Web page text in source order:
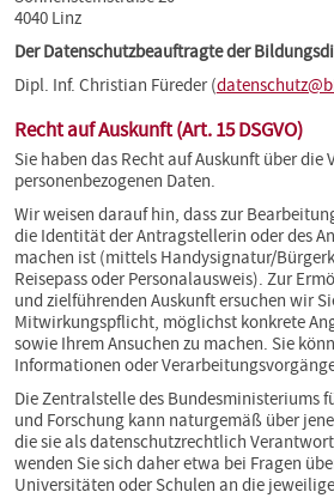
4040 Linz
Der Datenschutzbeauftragte der
Dipl. Inf. Christian Füreder (
Recht auf Auskunft (Art. 15 DSGVO)
Sie haben das Recht auf Auskunft über die
personenbezogenen Daten.
Wir weisen darauf hin, dass zur
die Identität der Antragstellerin oder des
machen ist (mittels Handysignatur/
Reisepass oder Personalausweis). Zur
und zielführenden Auskunft ersuchen wir
Mitwirkungspflicht, möglichst konkrete
sowie Ihrem Ansuchen zu machen. Sie
Informationen oder
Die Zentralstelle des Bundesministeriums
und Forschung kann naturgemäß über
die sie als datenschutzrechtlich
wenden Sie sich daher etwa bei Fragen
Universitäten oder Schulen an die